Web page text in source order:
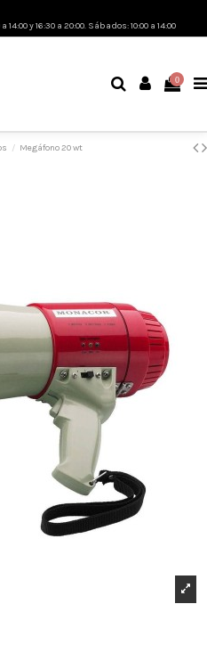
14:00 y 16:30 a 20:00. Sábados: 10:00 a 14:00
0
Megáfono 20 wt